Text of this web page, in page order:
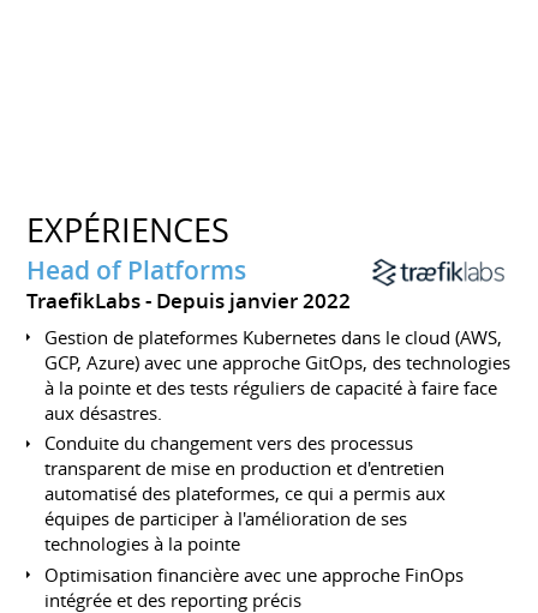
EXPÉRIENCES
Head of Platforms
TraefikLabs Depuis janvier 2022
Gestion de plateformes Kubernetes dans le cloud (AWS,
GCP, Azure) avec une approche GitOps, des technologies
à la pointe et des tests réguliers de capacité à faire face
aux désastres.
Conduite du changement vers des processus
transparent de mise en production et d'entretien
automatisé des plateformes, ce qui a permis aux
équipes de participer à l'amélioration de ses
technologies à la pointe
Optimisation financière avec une approche FinOps
intégrée et des reporting précis